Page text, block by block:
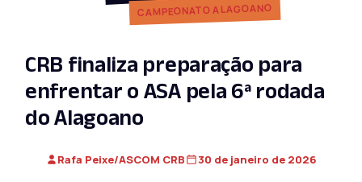
CAMPEONATO ALAGOANO
CRB finaliza preparação para
enfrentar o ASA pela 6ª rodada
do Alagoano
Rafa Peixe/ASCOM CRB 30 de janeiro de 2026